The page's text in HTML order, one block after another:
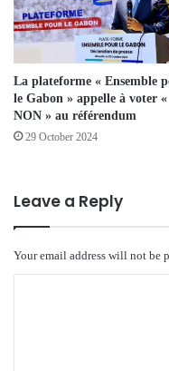
La plateforme « Ensemble
le Gabon » appelle à voter «
NON » au référendum
29 October 2024
Leave a Reply
Your email address will not be